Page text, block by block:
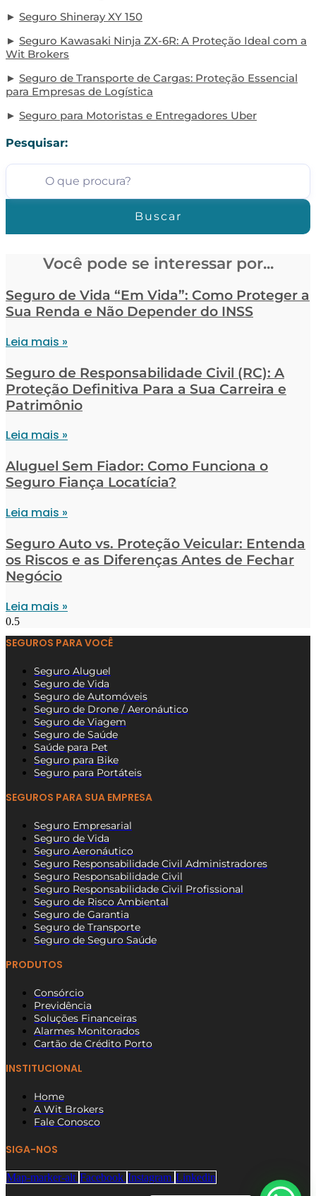
Seguro Shineray XY 150
Seguro Kawasaki Ninja ZX-6R: A Proteção Ideal com a
Wit Brokers
Seguro de Transporte de Cargas: Proteção Essencial
para Empresas de Logística
Seguro para Motoristas e Entregadores Uber
Pesquisar:
Buscar
Você pode se interessar por...
Seguro de Vida “Em Vida”: Como Proteger a
Sua Renda e Não Depender do INSS
Leia mais »
Seguro de Responsabilidade Civil (RC): A
Proteção Definitiva Para a Sua Carreira e
Patrimônio
Leia mais »
Aluguel Sem Fiador: Como Funciona o
Seguro Fiança Locatícia?
Leia mais »
Seguro Auto vs. Proteção Veicular: Entenda
os Riscos e as Diferenças Antes de Fechar
Negócio
Leia mais »
SEGUROS PARA VOCÊ
Seguro Aluguel
Seguro de Vida
Seguro de Automóveis
Seguro de Drone / Aeronáutico
Seguro de Viagem
Seguro de Saúde
Saúde para Pet
Seguro para Bike
Seguro para Portáteis
SEGUROS PARA SUA EMPRESA
Seguro Empresarial
Seguro de Vida
Seguro Aeronáutico
Seguro Responsabilidade Civil Administradores
Seguro Responsabilidade Civil
Seguro Responsabilidade Civil Profissional
Seguro de Risco Ambiental
Seguro de Garantia
Seguro de Transporte
Seguro de Seguro Saúde
PRODUTOS
Consórcio
Previdência
Soluções Financeiras
Alarmes Monitorados
Cartão de Crédito Porto
INSTITUCIONAL
Home
A Wit Brokers
Fale Conosco
SIGA-NOS
Map-marker-alt Facebook Instagram Linkedin